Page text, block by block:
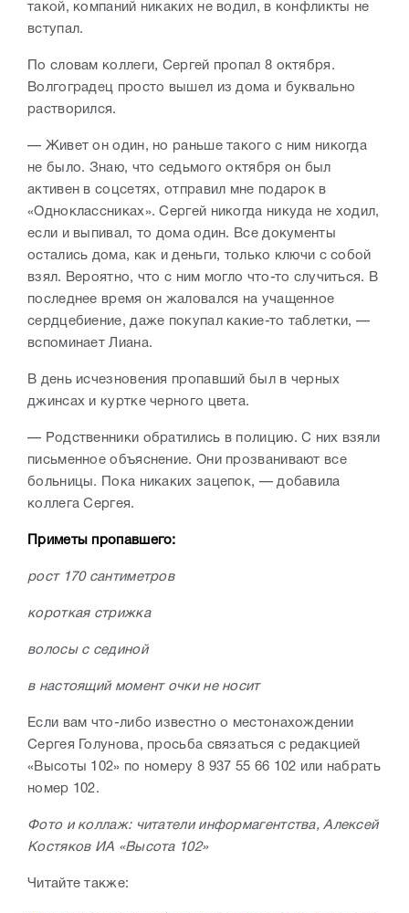
такой, компаний никаких не водил, в конфликты не
вступал.
По словам коллеги, Сергей пропал 8 октября.
Волгоградец просто вышел из дома и буквально
растворился.
— Живет он один, но раньше такого с ним никогда
не было. Знаю, что седьмого октября он был
активен в соцсетях, отправил мне подарок в
«Одноклассниках». Сергей никогда никуда не ходил,
если и выпивал, то дома один. Все документы
остались дома, как и деньги, только ключи с собой
взял. Вероятно, что с ним могло что-то случиться. В
последнее время он жаловался на учащенное
сердцебиение, даже покупал какие-то таблетки, —
вспоминает Лиана.
В день исчезновения пропавший был в черных
джинсах и куртке черного цвета.
— Родственники обратились в полицию. С них взяли
письменное объяснение. Они прозванивают все
больницы. Пока никаких зацепок, — добавила
коллега Сергея.
Приметы пропавшего:
рост 170 сантиметров
короткая стрижка
волосы с сединой
в настоящий момент очки не носит
Если вам что-либо известно о местонахождении
Сергея Голунова, просьба связаться с редакцией
«Высоты 102» по номеру 8 937 55 66 102 или набрать
номер 102.
Фото и коллаж: читатели информагентства, Алексей
Костяков ИА «Высота 102»
Читайте также: